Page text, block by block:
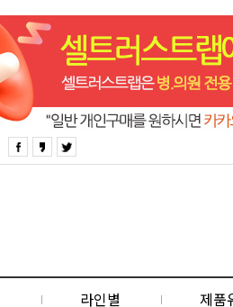
라인별 제품